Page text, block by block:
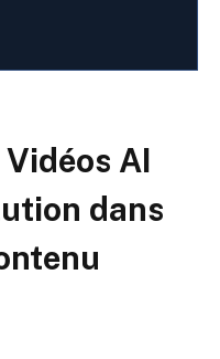
Vidéos AI
dans